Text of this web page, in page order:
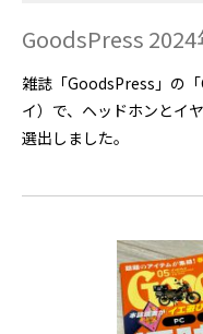
GoodsPress
雑誌「GoodsPress」の
イ）で、ヘッドホンとイ
選出しました。